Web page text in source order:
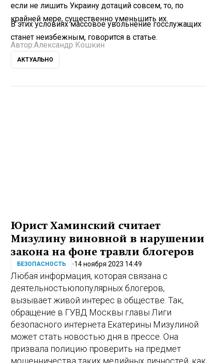
если не лишить Украину дотаций совсем, то, по
крайней мере, существенно уменьшить их.
В этих условиях массовое увольнение госслужащих
станет неизбежным, говорится в статье.
Автор:Александр Кошкин
АКТУАЛЬНО
Юрист Хаминский считает
Мизулину виновной в нарушении
закона на фоне травли блогеров
БЕЗОПАСНОСТЬ 14 ноября 2023 14:49
Любая информация, которая связана с
деятельностьюпопулярных блогеров,
вызывает живой интерес в обществе. Так,
обращение в ГУВД Москвы главы Лиги
безопасного интернета Екатерины Мизулиной
может стать новостью дня в прессе. Она
призвала полицию проверить на предмет
мошенничества таких медийных личностей, как